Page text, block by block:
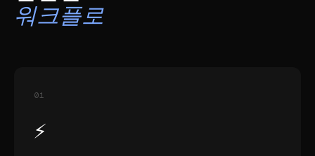
워크플로
01
⚡